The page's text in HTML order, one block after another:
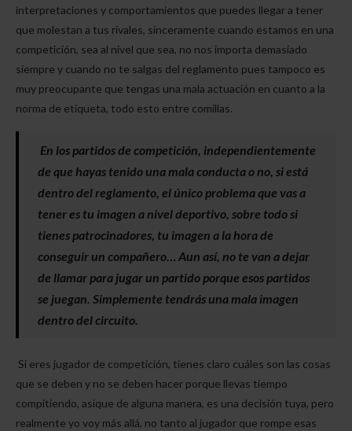
interpretaciones y comportamientos que puedes llegar a tener
que molestan a tus rivales, sinceramente cuando estamos en una
competición, sea al nivel que sea, no nos importa demasiado
siempre y cuando no te salgas del reglamento pues tampoco es
muy preocupante que tengas una mala actuación en cuanto a la
norma de etiqueta, todo esto entre comillas.
En los partidos de competición, independientemente
de que hayas tenido una mala conducta o no, si está
dentro del reglamento, el único problema que vas a
tener es tu imagen a nivel deportivo, sobre todo si
tienes patrocinadores, tu imagen a la hora de
conseguir un compañero… Aun así, no te van a dejar
de llamar para jugar un partido porque esos partidos
se juegan. Simplemente tendrás una mala imagen
dentro del circuito.
Si eres jugador de competición, tienes claro cuáles son las cosas
que se deben y no se deben hacer porque llevas tiempo
compitiendo, asique de alguna manera, es una decisión tuya, pero
realmente yo voy más allá, no tanto al jugador que rompe esas